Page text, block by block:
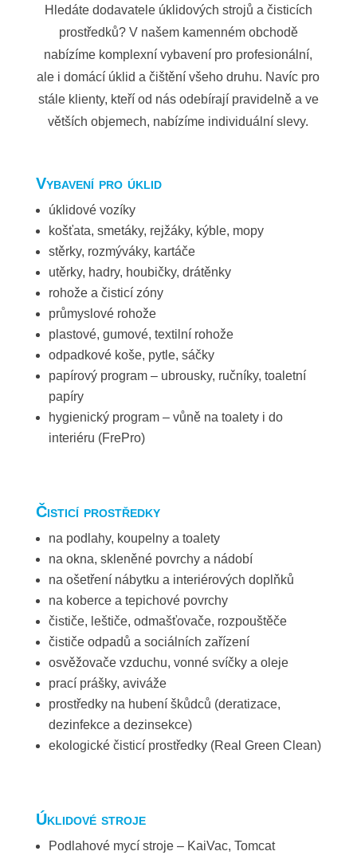
Hledáte dodavatele úklidových strojů a čisticích
prostředků? V našem kamenném obchodě
nabízíme komplexní vybavení pro profesionální,
ale i domácí úklid a čištění všeho druhu. Navíc pro
stále klienty, kteří od nás odebírají pravidelně a ve
větších objemech, nabízíme individuální slevy.
Vybavení pro úklid
úklidové vozíky
košťata, smetáky, rejžáky, kýble, mopy
stěrky, rozmýváky, kartáče
utěrky, hadry, houbičky, drátěnky
rohože a čisticí zóny
průmyslové rohože
plastové, gumové, textilní rohože
odpadkové koše, pytle, sáčky
papírový program – ubrousky, ručníky, toaletní
papíry
hygienický program – vůně na toalety i do
interiéru (FrePro)
Čisticí prostředky
na podlahy, koupelny a toalety
na okna, skleněné povrchy a nádobí
na ošetření nábytku a interiérových doplňků
na koberce a tepichové povrchy
čističe, leštiče, odmašťovače, rozpouštěče
čističe odpadů a sociálních zařízení
osvěžovače vzduchu, vonné svíčky a oleje
prací prášky, aviváže
prostředky na hubení škůdců (deratizace,
dezinfekce a dezinsekce)
ekologické čisticí prostředky (Real Green Clean)
Úklidové stroje
Podlahové mycí stroje – KaiVac, Tomcat